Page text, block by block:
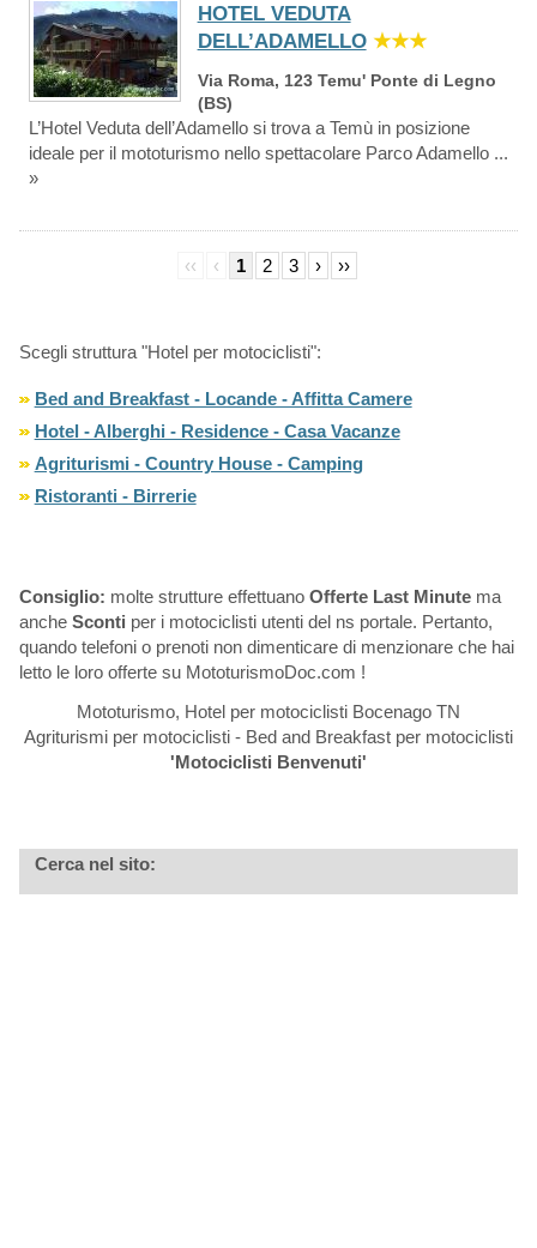
HOTEL VEDUTA
DELL’ADAMELLO ★★★
Via Roma, 123 Temu' Ponte di Legno
(BS)
L’Hotel Veduta dell’Adamello si trova a Temù in posizione
ideale per il mototurismo nello spettacolare Parco Adamello ...
»
‹‹ ‹ 1 2 3 › ››
Scegli struttura "Hotel per motociclisti":
Bed and Breakfast - Locande - Affitta Camere
Hotel - Alberghi - Residence - Casa Vacanze
Agriturismi - Country House - Camping
Ristoranti - Birrerie
Consiglio: molte strutture effettuano Offerte Last Minutema
anche Sconti per i motociclisti utenti del ns portale. Pertanto,
quando telefoni o prenoti non dimenticare di menzionare che hai
letto le loro offerte su MototurismoDoc.com !
Mototurismo, Hotel per motociclisti Bocenago TN
Agriturismi per motociclisti - Bed and Breakfast per motociclisti
'Motociclisti Benvenuti'
Cerca nel sito: